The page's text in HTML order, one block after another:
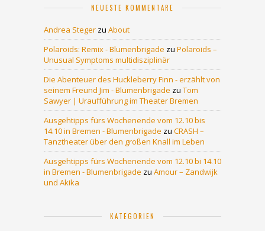
NEUESTE KOMMENTARE
Andrea Steger zu About
Polaroids: Remix - Blumenbrigade zu Polaroids –
Unusual Symptoms multidisziplinär
Die Abenteuer des Huckleberry Finn - erzählt von
seinem Freund Jim - Blumenbrigade zu Tom
Sawyer | Uraufführung im Theater Bremen
Ausgehtipps fürs Wochenende vom 12.10 bis
14.10 in Bremen - Blumenbrigade zu CRASH –
Tanztheater über den großen Knall im Leben
Ausgehtipps fürs Wochenende vom 12.10 bi 14.10
in Bremen - Blumenbrigade zu Amour – Zandwijk
und Akika
KATEGORIEN